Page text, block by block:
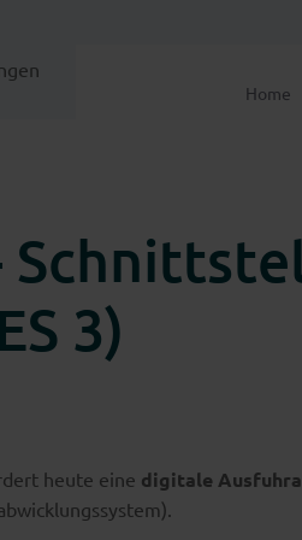
Home
3)
heute eine digitale